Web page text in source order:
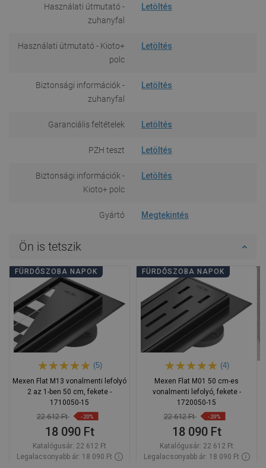
Használati útmutató -
zuhanyfal
Letöltés
Használati útmutató - Kioto+
polc
Letöltés
Biztonsági információk -
zuhanyfal
Letöltés
Garanciális feltételek Letöltés
PZH teszt Letöltés
Biztonsági információk -
Kioto+ polc
Letöltés
Gyártó Megtekintés
Ön is tetszik
FÜRDŐSZOBA NAPOK
(5)
Mexen Flat M13 vonalmenti lefolyó
2 az 1-ben 50 cm, fekete -
1710050-15
22 612 Ft -20%
18 090 Ft
Katalógusár: 22 612 Ft
Legalacsonyabb ár: 18 090 Ft
FÜRDŐSZOBA NAPOK
(4)
Mexen Flat M01 50 cm-es
vonalmenti lefolyó, fekete -
1720050-15
22 612 Ft -20%
18 090 Ft
Katalógusár: 22 612 Ft
Legalacsonyabb ár: 18 090 Ft